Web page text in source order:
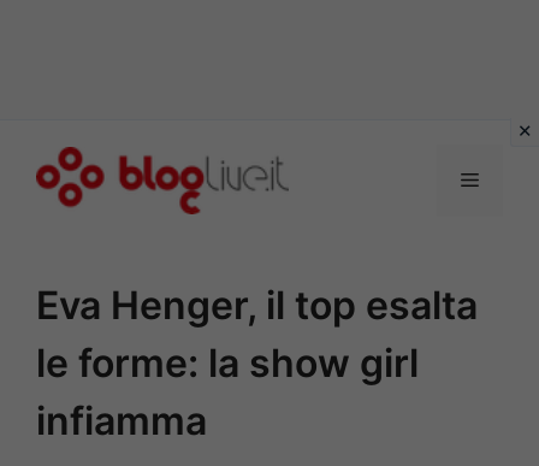
Menu
Eva Henger, il top esalta
le forme: la show girl
infiamma